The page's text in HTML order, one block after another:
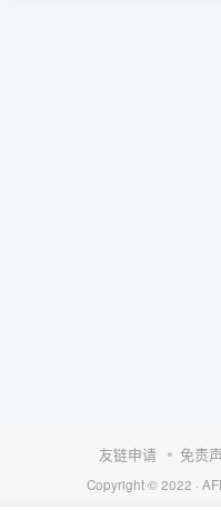
友链申请 免责
Copyright © 2022 ·